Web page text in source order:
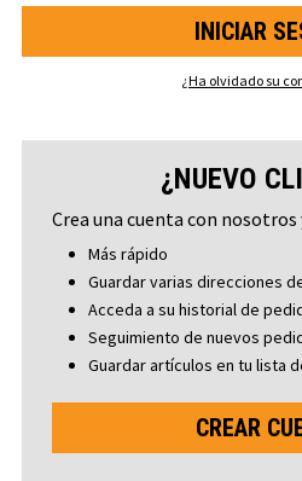
¿Ha olvidado su
¿NUEVO
Crea una cuenta con nosotros
Más rápido
Guardar varias direcciones
Acceda a su historial de
Seguimiento de nuevos
Guardar artículos en tu lista
CREAR